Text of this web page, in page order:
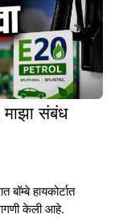
माझा संबंध
हायकोर्टात
केली आहे.